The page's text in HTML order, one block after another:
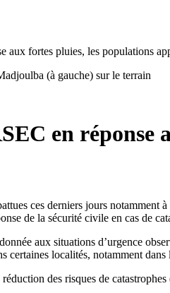
aux fortes pluies, les populations
(à gauche) sur le terrain
en réponse
ces derniers jours notamment
de la sécurité civile en cas de
aux situations d’urgence
certaines localités, notamment
des risques de